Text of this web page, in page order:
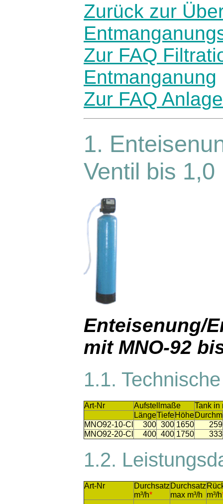
Zurück zur
Zur FAQ
Entmanganung
Zur FAQ
1.
Ventil bis 1,0
Enteisenung/
mit MNO-92
1.1.
Art-Nr Aufstellmaße
Tank in
LängeTiefeHöheDurchm
MNO92-10-Cl
300 300 1650
259
MNO92-20-Cl
400 400 1750 333
1.2.
Art-Nr
Durchsatz
m³/h*
Durchsatz
max m³/h m³/h